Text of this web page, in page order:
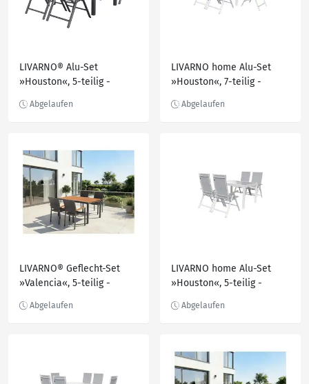
LIVARNO® Alu-Set
»Houston«, 5-teilig -
Klappsessel, hellgrau-
LIVARNO home Alu-Set
»Houston«, 7-teilig -
Hochlehner, weiß/hellgrau
LIVARNO® Geflecht-Set
»Valencia«, 5-teilig -
Stapelstühle
LIVARNO home Alu-Set
»Houston«, 5-teilig -
Hochlehner, weiß/hellgrau